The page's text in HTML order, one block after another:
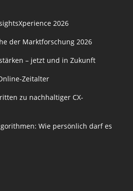
2026
der Marktforschung 2026
– jetzt und in Zukunft
Zeitalter
zu nachhaltiger CX-
Wie persönlich darf es